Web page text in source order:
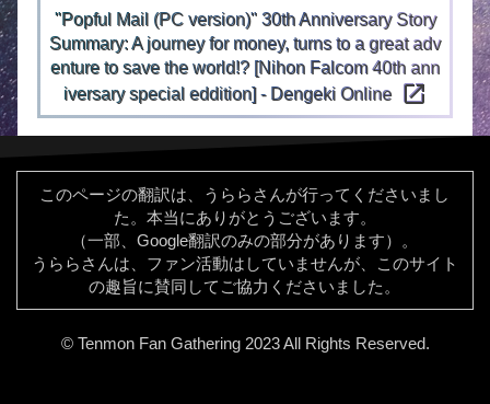
"Popful Mail (PC version)" 30th Anniversary Story
Summary: A journey for money, turns to a great adv
enture to save the world!? [Nihon Falcom 40th ann
iversary special eddition] - Dengeki Online open_in_new
このページの翻訳は、うららさんが行ってくださいまし
た。本当にありがとうございます。
（一部、Google翻訳のみの部分があります）。
うららさんは、ファン活動はしていませんが、このサイト
の趣旨に賛同してご協力くださいました。
© Tenmon Fan Gathering 2023 All Rights Reserved.